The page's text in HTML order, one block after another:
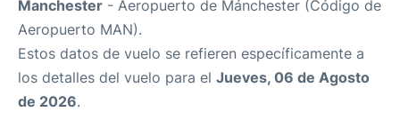
Manchester - Aeropuerto de Mánchester (Código de
Aeropuerto MAN).
Estos datos de vuelo se refieren específicamente a
los detalles del vuelo para el Jueves, 06 de Agosto
de 2026.